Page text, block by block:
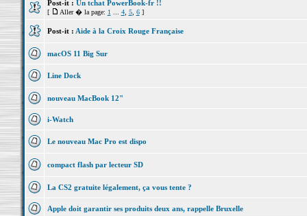
Post-it : Un tchat PowerBook-fr !!
[ Aller � la page: 1 4, 5, 6]
Post-it : Aide à la Croix Rouge Française
macOS 11 Big Sur
Line Dock
nouveau MacBook 12"
i-Watch
Le nouveau Mac Pro est dispo
compact flash par lecteur SD
La CS2 gratuite légalement, ça vous tente ?
Apple doit garantir ses produits deux ans, rappelle Bruxelle